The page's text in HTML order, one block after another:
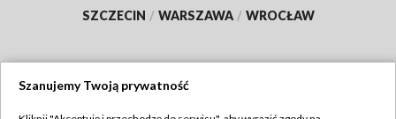
SZCZECIN / WARSZAWA / WROCŁAW
Szanujemy Twoją prywatność